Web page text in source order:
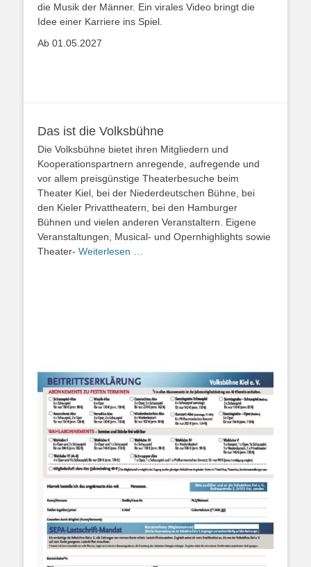
die Musik der Männer. Ein virales Video bringt die
Idee einer Karriere ins Spiel.
Ab 01.05.2027
Das ist die Volksbühne
Die Volksbühne bietet ihren Mitgliedern und
Kooperationspartnern anregende, aufregende und
vor allem preisgünstige Theaterbesuche beim
Theater Kiel, bei der Niederdeutschen Bühne, bei
den Kieler Privattheatern, bei den Hamburger
Bühnen und vielen anderen Veranstaltern. Eigene
Veranstaltungen, Musical- und Opernhighlights sowie
Theater- Weiterlesen …